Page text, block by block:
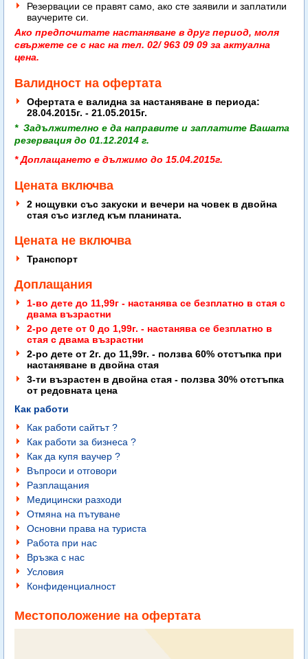
Резервации се правят само, ако сте заявили и заплатили
ваучерите си.
Ако предпочитате настаняване в друг период, моля
свържете се с нас на тел. 02/ 963 09 09 за актуална
цена.
Валидност на офертата
Офертата е валидна за настаняване в периода:
28.04.2015г. - 21.05.2015г.
* Задължително е да направите и заплатите Вашата
резервация до 01.12.2014 г.
* Доплащането е дължимо до 15.04.2015г.
Цената включва
2 нощувки със закуски и вечери на човек в двойна
стая със изглед към планината.
Цената не включва
Транспорт
Доплащания
1-во дете до 11,99г - настанява се безплатнo в стая с
двама възрастни
2-ро дете от 0 до 1,99г. - настанява се безплатно в
стая с двама възрастни
2-ро дете от 2г. до 11,99г. - ползва 60% отстъпка при
настаняване в двойна стая
3-ти възрастен в двойна стая - ползва 30% отстъпка
от редовната цена
Как работи
Как работи сайтът ?
Как работи за бизнеса ?
Как да купя ваучер ?
Въпроси и отговори
Разплащания
Медицински разходи
Отмяна на пътуване
Основни права на туриста
Работа при нас
Връзка с нас
Условия
Конфиденциалност
Местоположение на офертата